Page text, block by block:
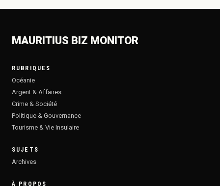
MAURITIUS BIZ MONITOR
RUBRIQUES
Océanie
Argent & Affaires
Crime & Société
Politique & Gouvernance
Tourisme & Vie Insulaire
SUJETS
Archives
À PROPOS